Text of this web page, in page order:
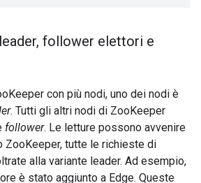
, follower elettori e
con più nodi, uno dei nodi è
. Tutti gli altri nodi di ZooKeeper
follower. Le letture possono avvenire
ZooKeeper, tutte le richieste di
alla variante leader. Ad esempio,
è stato aggiunto a Edge. Queste